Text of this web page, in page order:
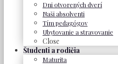
Dni otvorených dverí
Naši absolventi
Tím pedagógov
Ubytovanie a stravovanie
Close
Študenti a rodičia
Maturita